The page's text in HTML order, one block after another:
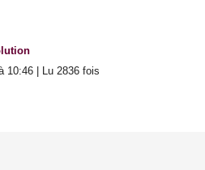
10:46 | Lu 2836 fois